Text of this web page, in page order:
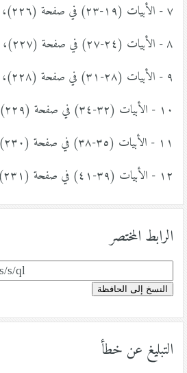
٧ - الأبيات (١٩-٢٣) في صفحة (٢٢٦)،
٨ - الأبيات (٢٤-٢٧) في صفحة (٢٢٧)،
٩ - الأبيات (٢٨-٣١) في صفحة (٢٢٨)،
١٠ - الأبيات (٣٢-٣٤) في صفحة (٢٢٩)،
١١ - الأبيات (٣٥-٣٨) في صفحة (٢٣٠)،
١٢ - الأبيات (٣٩-٤١) في صفحة (٢٣١)،
الرابط المختصر
النسخ إلى الحافظة
التبليغ عن خطأ